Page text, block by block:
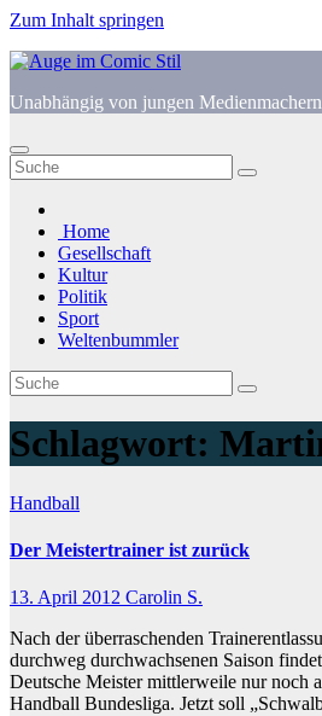
Zum Inhalt springen
Unabhängig von jungen Medienmachern
Home
Gesellschaft
Kultur
Politik
Sport
Weltenbummler
Schlagwort:
Handball
Der Meistertrainer ist zurück
13. April 2012 Carolin S.
Nach der überraschenden
durchweg durchwachsenen Saison
Deutsche Meister mittlerweile nur noch
Handball Bundesliga. Jetzt soll